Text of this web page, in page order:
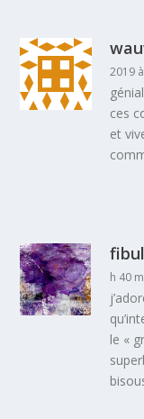
2019
ces
et
fibul
h 40
le «